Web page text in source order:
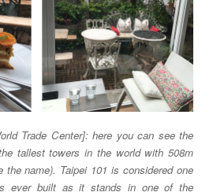
Trade Center]: here you can see the
tallest towers in the world with 508m
the name). Taipei 101 is considered one
ever built as it stands in one of the